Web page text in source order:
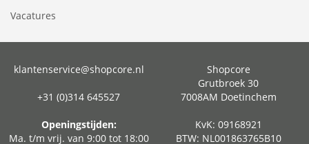
Vacatures
klantenservice@shopcore.nl
+31 (0)314 645527
Openingstijden:
Ma. t/m vrij. van 9:00 tot 18:00
Shopcore
Grutbroek 30
7008AM Doetinchem
KvK: 09168921
BTW: NL001863765B10